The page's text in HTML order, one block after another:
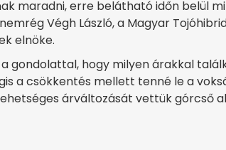
maradni, erre belátható időn belül
Végh László, a Magyar
elnöke.
gondolattal, hogy milyen árakkal
a csökkentés mellett tenné le a
árváltozását vettük górcső